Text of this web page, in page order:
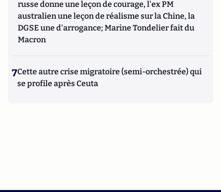
russe donne une leçon de courage, l'ex PM
australien une leçon de réalisme sur la Chine, la
DGSE une d'arrogance; Marine Tondelier fait du
Macron
7Cette autre crise migratoire (semi-orchestrée) qui
se profile après Ceuta